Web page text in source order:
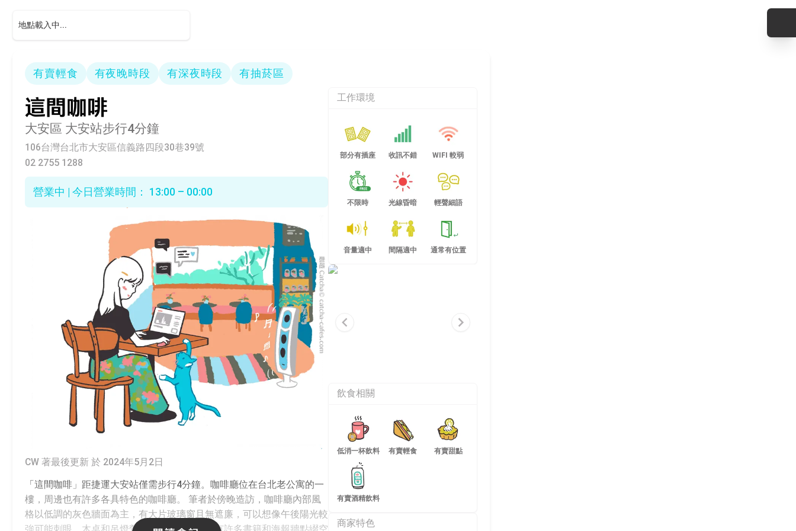
有賣輕食 有夜晚時段 有深夜時段 有抽菸區
這間咖啡
大安區 大安站步行4分鐘
106台灣台北市大安區信義路四段30巷39號
02 2755 1288
營業中 | 今日營業時間： 13:00 – 00:00
CW 著最後更新 於 2024年5月2日
「這間咖啡」距捷運大安站僅需步行4分鐘。咖啡廳位在台北老公寓的一
樓，周邊也有許多各具特色的咖啡廳。 筆者於傍晚造訪，咖啡廳內部風
格以低調的灰色牆面為主，有大片玻璃窗且無遮廉，可以想像午後陽光較
工作環境
部分有插座 收訊不錯 WIFI 較弱
不限時 光線昏暗 輕聲細語
音量適中 間隔適中 通常有位置
Item
飲食相關
低消一杯飲料 有賣輕食 有賣甜點
有賣酒精飲料
商家特色